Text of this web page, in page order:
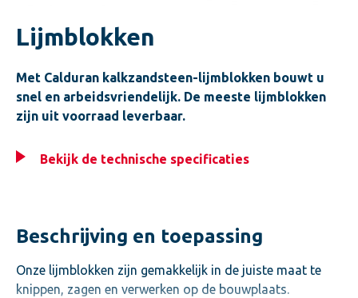
Lijmblokken
Met Calduran kalkzandsteen-lijmblokken bouwt u
snel en arbeidsvriendelijk. De meeste lijmblokken
zijn uit voorraad leverbaar.
Bekijk de technische specificaties
Beschrijving en toepassing
Onze lijmblokken zijn gemakkelijk in de juiste maat te
knippen, zagen en verwerken op de bouwplaats.